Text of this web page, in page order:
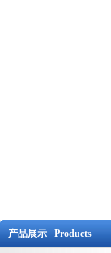
产品展示 Products